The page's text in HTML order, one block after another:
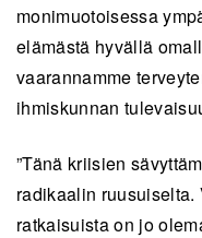
monimuotoisessa
elämästä hyvällä
vaarannamme
ihmiskunnan
”Tänä kriisien
radikaalin ruusuiselta.
ratkaisuista on jo